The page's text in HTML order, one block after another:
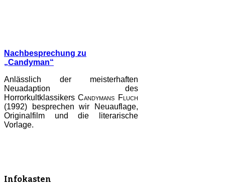
Nachbesprechung zu
„Candyman“
Anlässlich der meisterhaften
Neuadaption des
HorrorkultklassikersCandymans Fluch
(1992) besprechen wir Neuauflage,
Originalfilm und die literarische
Vorlage.
Infokasten